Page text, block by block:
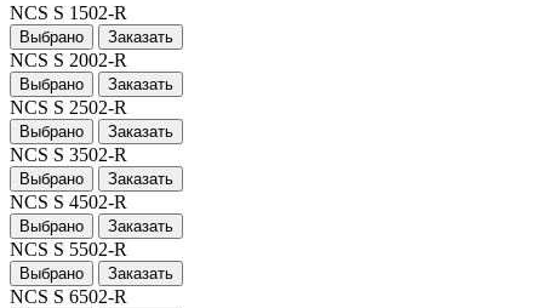
NCS S 1502-R
Выбрано Заказать
NCS S 2002-R
Выбрано Заказать
NCS S 2502-R
Выбрано Заказать
NCS S 3502-R
Выбрано Заказать
NCS S 4502-R
Выбрано Заказать
NCS S 5502-R
Выбрано Заказать
NCS S 6502-R